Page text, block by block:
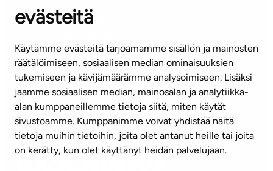
evästeitä
Käytämme evästeitä tarjoamamme sisällön ja mainosten
räätälöimiseen, sosiaalisen median ominaisuuksien
tukemiseen ja kävijämäärämme analysoimiseen. Lisäksi
jaamme sosiaalisen median, mainosalan ja analytiikka-
alan kumppaneillemme tietoja siitä, miten käytät
sivustoamme. Kumppanimme voivat yhdistää näitä
tietoja muihin tietoihin, joita olet antanut heille tai joita
on kerätty, kun olet käyttänyt heidän palvelujaan.
KUNDSERVICE
(vardagar kl. 8–16)
info@ta.fi
Nyhetsbrev (på finska)